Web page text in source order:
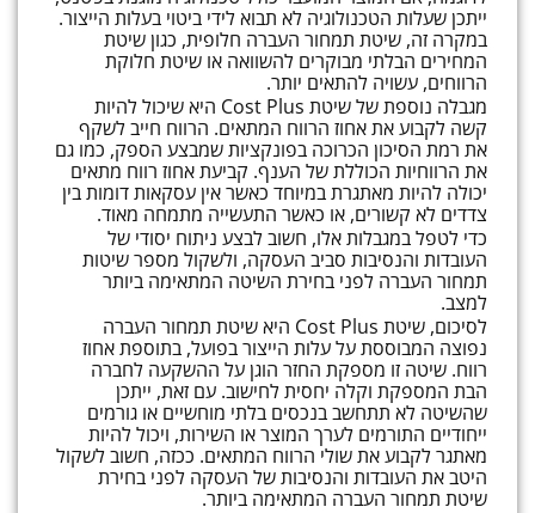
ייתכן שעלות הטכנולוגיה לא תבוא לידי ביטוי בעלות הייצור.
במקרה זה, שיטת תמחור העברה חלופית, כגון שיטת
המחירים הבלתי מבוקרים להשוואה או שיטת חלוקת
הרווחים, עשויה להתאים יותר.
מגבלה נוספת של שיטת Cost Plus היא שיכול להיות
קשה לקבוע את אחוז הרווח המתאים. הרווח חייב לשקף
את רמת הסיכון הכרוכה בפונקציות שמבצע הספק, כמו גם
את הרווחיות הכוללת של הענף. קביעת אחוז רווח מתאים
יכולה להיות מאתגרת במיוחד כאשר אין עסקאות דומות בין
צדדים לא קשורים, או כאשר התעשייה מתמחה מאוד.
כדי לטפל במגבלות אלו, חשוב לבצע ניתוח יסודי של
העובדות והנסיבות סביב העסקה, ולשקול מספר שיטות
תמחור העברה לפני בחירת השיטה המתאימה ביותר
למצב.
לסיכום, שיטת Cost Plus היא שיטת תמחור העברה
נפוצה המבוססת על עלות הייצור בפועל, בתוספת אחוז
רווח. שיטה זו מספקת החזר הוגן על ההשקעה לחברה
הבת המספקת וקלה יחסית לחישוב. עם זאת, ייתכן
שהשיטה לא תתחשב בנכסים בלתי מוחשיים או גורמים
ייחודיים התורמים לערך המוצר או השירות, ויכול להיות
מאתגר לקבוע את שולי הרווח המתאים. ככזה, חשוב לשקול
היטב את העובדות והנסיבות של העסקה לפני בחירת
שיטת תמחור העברה המתאימה ביותר.